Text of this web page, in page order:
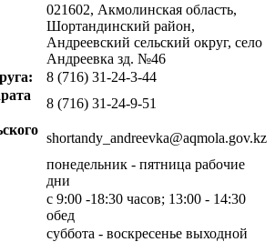
021602, Акмолинская область,
Шортандинский район,
Андреевский сельский округ, село
Андреевка зд. №46
8 (716) 31-24-3-44
8 (716) 31-24-9-51
shortandy_andreevka@aqmola.gov.kz
понедельник - пятница рабочие
дни
с 9:00 -18:30 часов; 13:00 - 14:30
обед
суббота - воскресенье выходной